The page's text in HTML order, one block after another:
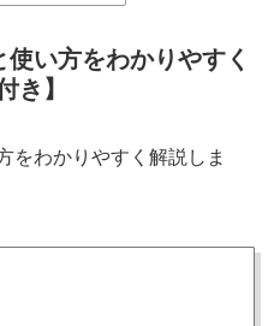
い方をわかりやすく
き】
をわかりやすく解説しま